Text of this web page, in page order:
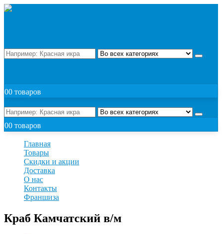
00 товаров
00 товаров
Главная
Товары
Скидки и акции
Доставка
О нас
Контакты
Франшиза
Краб Камчатский в/м